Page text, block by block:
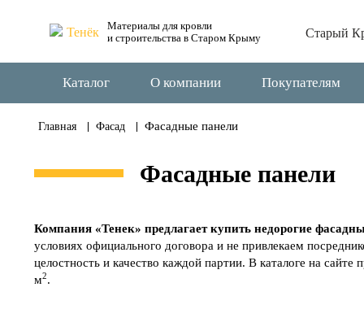
Материалы для кровли
и строительства в Старом Крыму
Старый
Каталог О компании Покупателям
Главная Фасад Фасадные панели
Фасадные панели
Компания «Тенек» предлагает купить недорогие
условиях официального договора и не привлекаем
целостность и качество каждой партии. В каталоге на
м2.